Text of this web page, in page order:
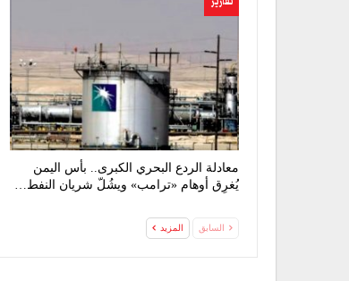
معادلة الردع البحري الكبرى.. بأس اليمن
يُغرِق أوهام «ترامب» ويشُلّ شريان النفط…
السابق المزيد